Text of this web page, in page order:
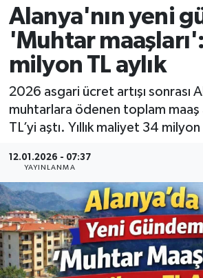
Alanya'nın yeni
'Muhtar
milyon TL aylık
2026 asgari ücret artışı sonrası
muhtarlara ödenen toplam maaş
TL’yi aştı. Yıllık maliyet 34
12.01.2026 - 07:37
YAYINLANMA
Resmi İlanlar
Alanyaspor
Turizm
Süper Lig Puan Durumu ve
Tüm Manşetler
Son Dakika Haberleri